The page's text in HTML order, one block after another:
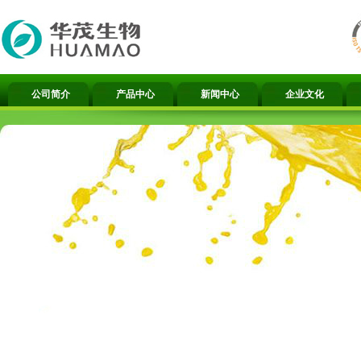
公司简介 产品中心 新闻中心 企业文化